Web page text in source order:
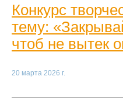
Конкурс
тему:
чтоб не вытек
20 марта 2026 г.